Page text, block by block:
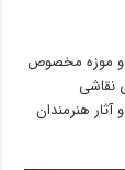
و موزه مخصوص
نقاشی
هنرمندان